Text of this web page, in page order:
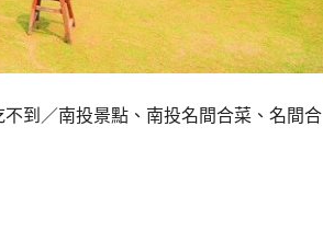
到／南投景點、南投名間合菜、名間合